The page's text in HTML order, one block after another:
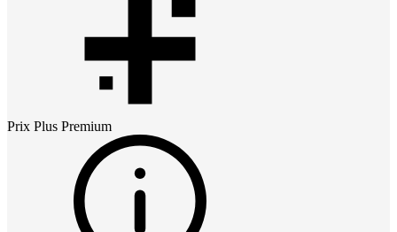
Prix Plus Premium